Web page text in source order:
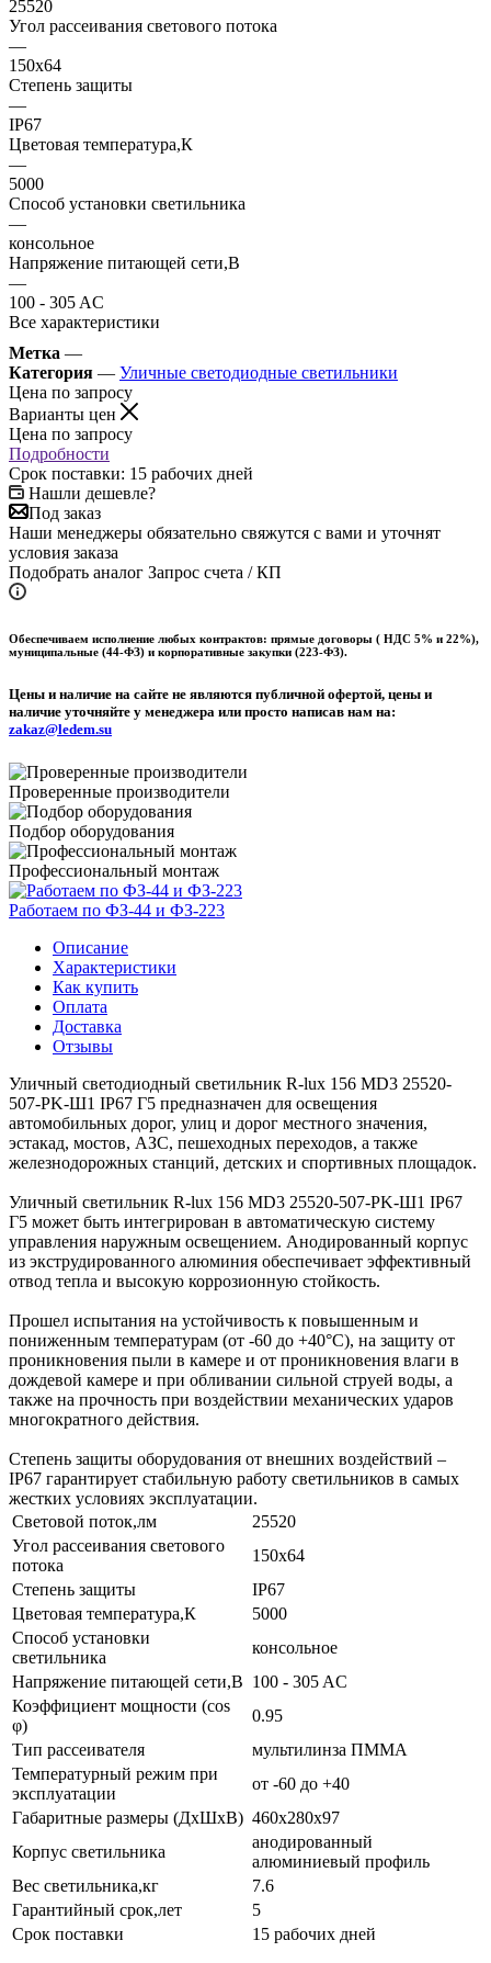
25520
Угол рассеивания светового потока
—
150х64
Степень защиты
—
IP67
Цветовая температура,К
—
5000
Способ установки светильника
—
консольное
Напряжение питающей сети,В
—
100 - 305 AC
Все характеристики
Метка —
Категория — Уличные светодиодные светильники
Цена по запросу
Варианты цен
Цена по запросу
Подробности
Срок поставки: 15 рабочих дней
Нашли дешевле?
Под заказ
Наши менеджеры обязательно свяжутся с вами и уточнят
условия заказа
Подобрать аналог Запрос счета / КП
Обеспечиваем исполнение любых контрактов: прямые договоры ( НДС 5% и 22%),
муниципальные (44-ФЗ) и корпоративные закупки (223-ФЗ).
Цены и наличие на сайте не являются публичной офертой, цены и
наличие уточняйте у менеджера или просто написав нам на:
zakaz@ledem.su
Проверенные производители
Подбор оборудования
Профессиональный монтаж
Работаем по ФЗ-44 и ФЗ-223
Описание
Характеристики
Как купить
Оплата
Доставка
Отзывы
Уличный светодиодный светильник R-lux 156 MD3 25520-
507-PK-Ш1 IP67 Г5 предназначен для освещения
автомобильных дорог, улиц и дорог местного значения,
эстакад, мостов, АЗС, пешеходных переходов, а также
железнодорожных станций, детских и спортивных площадок.
Уличный светильник R-lux 156 MD3 25520-507-PK-Ш1 IP67
Г5 может быть интегрирован в автоматическую систему
управления наружным освещением. Анодированный корпус
из экструдированного алюминия обеспечивает эффективный
отвод тепла и высокую коррозионную стойкость.
Прошел испытания на устойчивость к повышенным и
пониженным температурам (от -60 до +40°С), на защиту от
проникновения пыли в камере и от проникновения влаги в
дождевой камере и при обливании сильной струей воды, а
также на прочность при воздействии механических ударов
многократного действия.
Степень защиты оборудования от внешних воздействий –
IP67 гарантирует стабильную работу светильников в самых
жестких условиях эксплуатации.
Световой поток,лм
25520
Угол рассеивания светового
потока
150х64
Степень защиты
IP67
Цветовая температура,К
5000
Способ установки
светильника
консольное
Напряжение питающей сети,В 100 - 305 AC
Коэффициент мощности (cos
φ)
0.95
Тип рассеивателя
мультилинза ПММА
Температурный режим при
эксплуатации
от -60 до +40
Габаритные размеры (ДхШхВ) 460х280х97
Корпус светильника
анодированный
алюминиевый профиль
Вес светильника,кг
7.6
Гарантийный срок,лет
5
Срок поставки
15 рабочих дней